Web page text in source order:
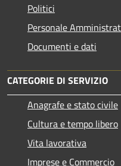
Politici
Personale
Documenti e dati
CATEGORIE DI SERVIZIO
Anagrafe e stato civile
Cultura e tempo libero
Vita lavorativa
Imprese e Commercio